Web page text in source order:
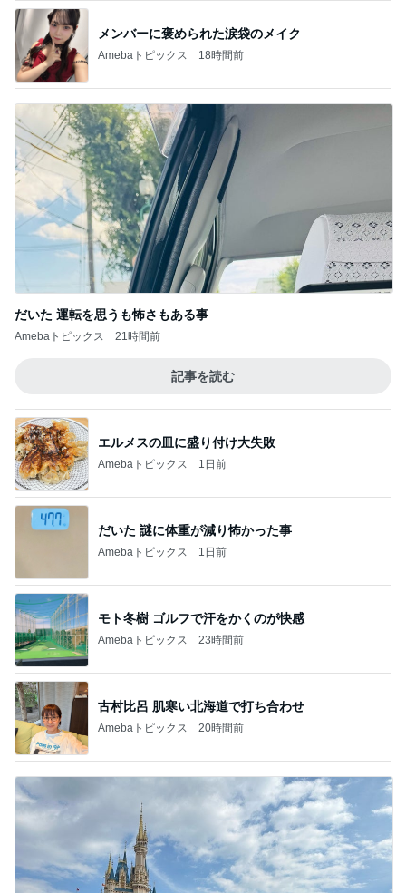
メンバーに褒められた涙袋のメイク
Amebaトピックス 18時間前
だいた 運転を思うも怖さもある事
Amebaトピックス 21時間前
記事を読む
エルメスの皿に盛り付け大失敗
Amebaトピックス 1日前
だいた 謎に体重が減り怖かった事
Amebaトピックス 1日前
モト冬樹 ゴルフで汗をかくのが快感
Amebaトピックス 23時間前
古村比呂 肌寒い北海道で打ち合わせ
Amebaトピックス 20時間前